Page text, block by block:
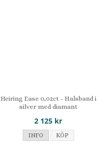
Heiring Ease 0,02ct - Halsband i
silver med diamant
2 125 kr
INFO KÖP